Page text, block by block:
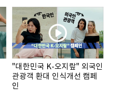
"대한민국 K-오지랖" 외국인
관광객 환대 인식개선 캠페
인